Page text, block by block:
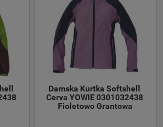
Damska Kurtka Softshell
Cerva YOWIE 0301032438
Fioletowo Grantowa